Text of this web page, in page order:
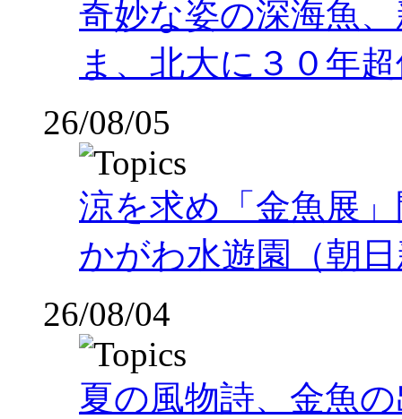
奇妙な姿の深海魚
ま、北大に３０年
26/08/05
涼を求め「金魚展
かがわ水遊園（朝
26/08/04
夏の風物詩、金魚